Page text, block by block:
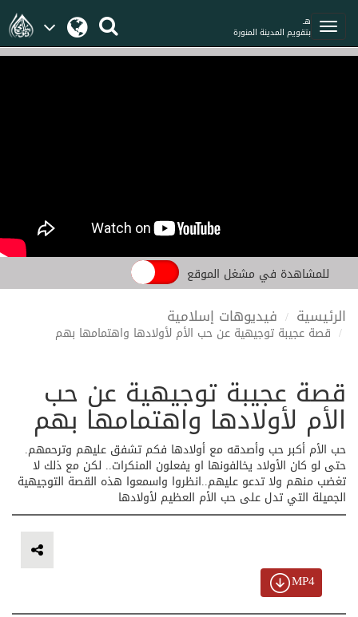
هـ
بتقويم المدينة المنورة
للمشاهدة في مشغل الموقع
الرئيسية فيديوهات إسلامية
قصة عجيبة توجيهية عن حب الأم لأولادها واهتمامها بهم
قصة عجيبة توجيهية عن حب
الأم لأولادها واهتمامها بهم
حب الأم أكبر حب وأصدقه مع أولادها فكم تشفق عليهم وترحمهم.
حتى لو كان الأولاد يخالفونها او يفعلون المنكرات.. لكن مع ذلك لا
تغضب منهم ولا تدعو عليهم..انظروا واسمعوا هذه القصة التوجيهية
الجميلة التي تدل على حب الأم العظيم لأولادها
MP4